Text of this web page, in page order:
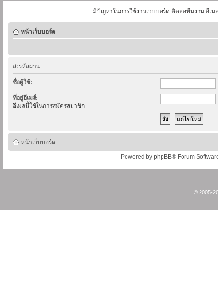
มีปัญหาในการใช้งานเวบบอร์ด ติดต่อทีมงาน อีเม
หน้าเว็บบอร์ด
ส่งรหัสผ่าน
ชื่อผู้ใช้:
ที่อยู่อีเมล์:
อีเมลนี้ใช้ในการสมัครสมาชิก
หน้าเว็บบอร์ด
Powered by phpBB® Forum
© 2005-